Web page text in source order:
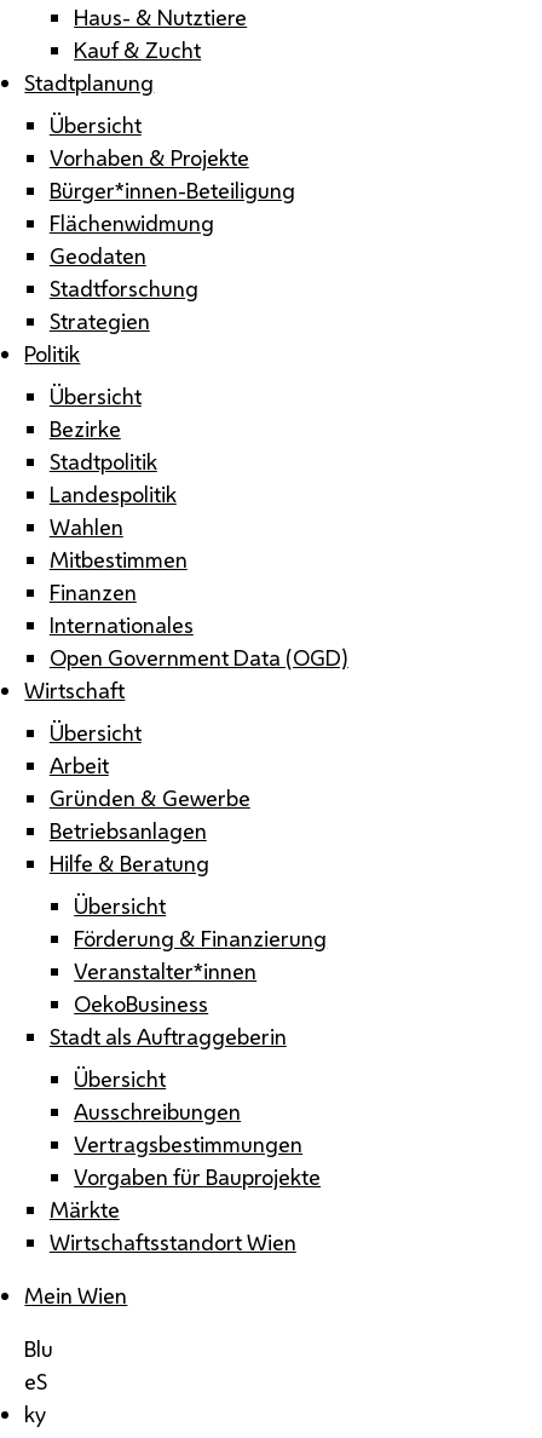
Haus- & Nutztiere
Kauf & Zucht
Stadtplanung
Übersicht
Vorhaben & Projekte
Bürger*innen-Beteiligung
Flächenwidmung
Geodaten
Stadtforschung
Strategien
Politik
Übersicht
Bezirke
Stadtpolitik
Landespolitik
Wahlen
Mitbestimmen
Finanzen
Internationales
Open Government Data (OGD)
Wirtschaft
Übersicht
Arbeit
Gründen & Gewerbe
Betriebsanlagen
Hilfe & Beratung
Übersicht
Förderung & Finanzierung
Veranstalter*innen
OekoBusiness
Stadt als Auftraggeberin
Übersicht
Ausschreibungen
Vertragsbestimmungen
Vorgaben für Bauprojekte
Märkte
Wirtschaftsstandort Wien
Mein Wien
Blu
eS
ky